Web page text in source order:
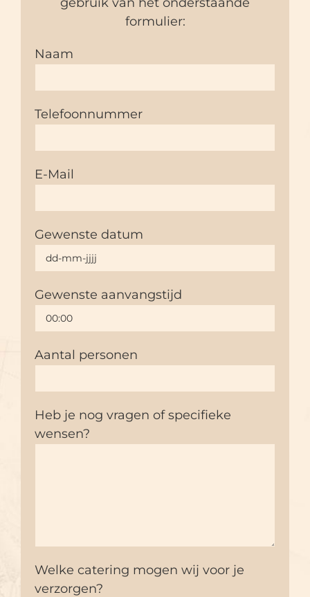
formulier:
Naam
Telefoonnummer
E-Mail
Gewenste datum
Gewenste aanvangstijd
Aantal personen
Heb je nog vragen of specifieke
wensen?
Welke catering mogen wij voor je
verzorgen?